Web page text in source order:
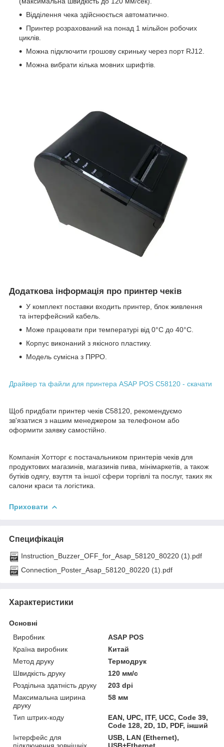
Відділення чека здійснюється автоматично.
Принтер розрахований на понад 1 мільйон робочих
циклів.
Можна підключити грошову скриньку через порт RJ12.
Можна вибрати кілька мовних шрифтів.
Додаткова інформація про принтер чеків
У комплект поставки входить принтер, блок живлення
та інтерфейсний кабель.
Може працювати при температурі від 0°С до 40°С.
Корпус виконаний з якісного пластику.
Модель сумісна з ПРРО.
Драйвер та файли для принтера ASAP POS C58120 - скачати
Щоб придбати принтер чеків C58120, рекомендуємо
зв'язатися з нашим менеджером за телефоном або
оформити заявку самостійно.
Компанія Хотторг є постачальником принтерів чеків для
продуктових магазинів, магазинів пива, мінімаркетів, а також
бутіків одягу, взуття та іншої сфери торгівлі та послуг, таких як
салони краси та логістика.
Приховати
Специфікація
Instruction_Buzzer_OFF_for_Asap_58120_80220 (1).pdf
Connection_Poster_Asap_58120_80220 (1).pdf
Характеристики
Основні
Виробник
ASAP POS
Країна виробник
Китай
Метод друку
Термодрук
Швидкість друку
120 мм/с
Роздільна здатність друку
203 dpi
Максимальна ширина
друку
58 мм
Тип штрих-коду
EAN, UPC, ITF, UCC, Code 39,
Code 128, 2D, 1D, PDF, інший
Інтерфейс для
USB, LAN (Ethernet),